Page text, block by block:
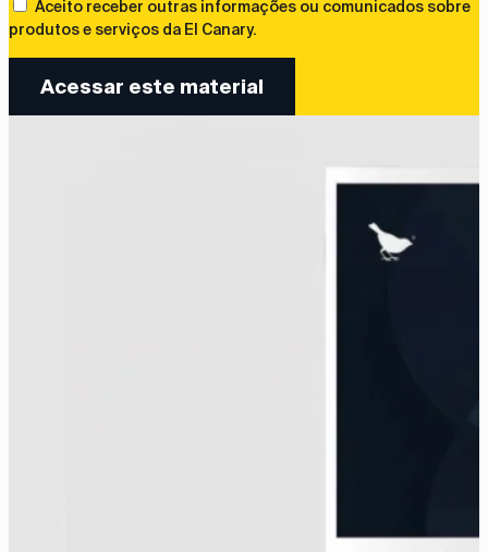
Aceito receber outras informações ou comunicados sobre
produtos e serviços da El Canary.
Acessar este material